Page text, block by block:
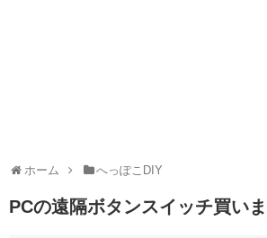
ホーム へっぽこDIY
PCの遠隔ボタンスイッチ買い